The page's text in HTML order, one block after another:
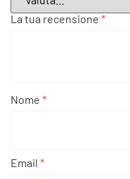
La tua recensione *
Nome *
Email *